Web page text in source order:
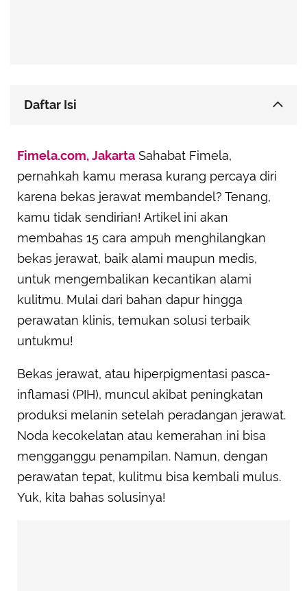
Daftar Isi
Bekas Jerawat
Solusi Medis untuk Bekas Jerawat yang
Membandel
Tips Tambahan untuk Kulit Sehat Bebas Bekas
Jerawat
Fimela.com, Jakarta Sahabat Fimela,
pernahkah kamu merasa kurang percaya diri
karena bekas jerawat membandel? Tenang,
kamu tidak sendirian! Artikel ini akan
membahas 15 cara ampuh menghilangkan
bekas jerawat, baik alami maupun medis,
untuk mengembalikan kecantikan alami
kulitmu. Mulai dari bahan dapur hingga
perawatan klinis, temukan solusi terbaik
untukmu!
Bekas jerawat, atau hiperpigmentasi pasca-
inflamasi (PIH), muncul akibat peningkatan
produksi melanin setelah peradangan jerawat.
Noda kecokelatan atau kemerahan ini bisa
mengganggu penampilan. Namun, dengan
perawatan tepat, kulitmu bisa kembali mulus.
Yuk, kita bahas solusinya!